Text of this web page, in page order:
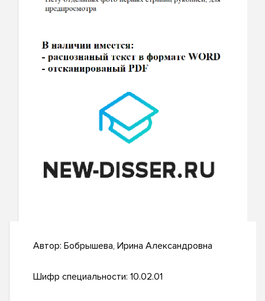
Автор: Бобрышева, Ирина Александровна
Шифр специальности: 10.02.01